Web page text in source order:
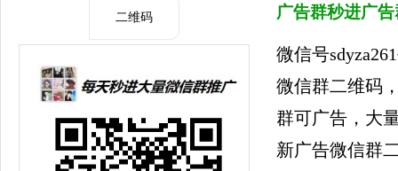
二维码 广告群秒进广
微信号
微信群二维码
群可广告，大
新广告微信群